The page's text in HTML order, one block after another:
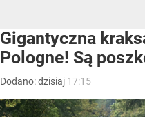
Gigantyczna
Pologne! Są
Dodano:dzisiaj 17:15